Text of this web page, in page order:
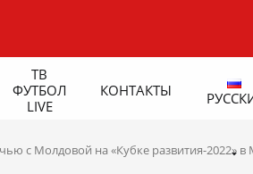
ТВ
ФУТБОЛ
LIVE
КОНТАКТЫ
с Молдовой на «Кубке развития-2022» в